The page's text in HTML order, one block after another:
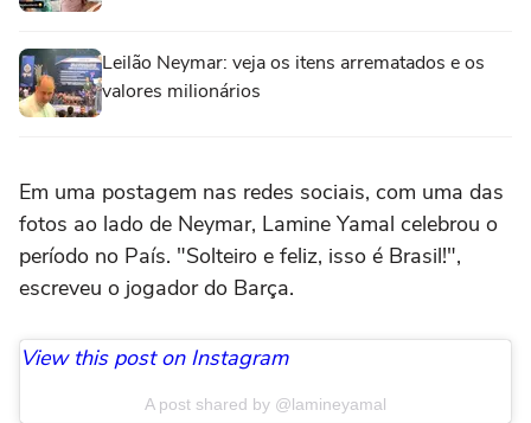
Leilão Neymar: veja os itens arrematados e os
valores milionários
Em uma postagem nas redes sociais, com uma das
fotos ao lado de Neymar, Lamine Yamal celebrou o
período no País. "Solteiro e feliz, isso é Brasil!",
escreveu o jogador do Barça.
View this post on Instagram
A post shared by @lamineyamal